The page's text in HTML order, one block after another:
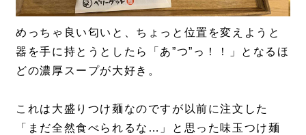
めっちゃ良い匂いと、ちょっと位置を変えようと
器を手に持とうとしたら「あ”つ”っ！！」となるほ
どの濃厚スープが大好き。
これは大盛りつけ麺なのですが以前に注文した
「まだ全然食べられるな…」と思った味玉つけ麺